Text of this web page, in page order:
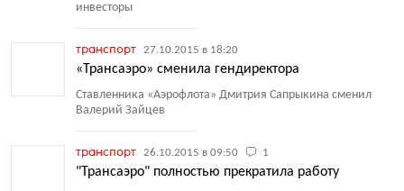
инвесторы
транспорт 27.10.2015 в 18:20
«Трансаэро» сменила гендиректора
Ставленника «Аэрофлота» Дмитрия Сапрыкина сменил
Валерий Зайцев
транспорт 26.10.2015 в 09:50 1
"Трансаэро" полностью прекратила работу